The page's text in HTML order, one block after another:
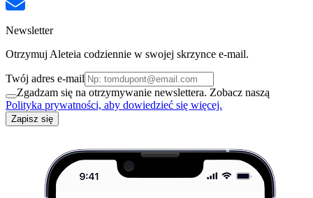
Newsletter
Otrzymuj Aleteia codziennie w swojej skrzynce e-mail.
Twój adres e-mail
Zgadzam się na otrzymywanie newslettera. Zobacz naszą
Polityka prywatności, aby dowiedzieć się więcej.
Zapisz się